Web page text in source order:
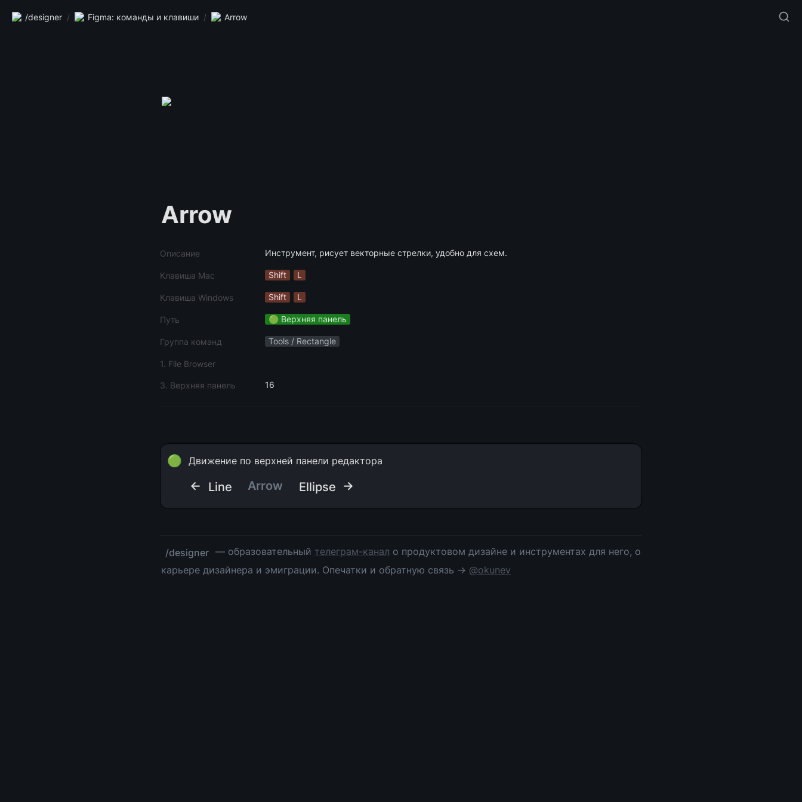
/designer / Figma: команды и клавиши / Arrow
Arrow
Описание Инструмент, рисует векторные стрелки, удобно для схем.
Клавиша Mac Shift L
Клавиша Windows Shift L
Путь 🟢 Верхняя панель
Группа команд Tools / Rectangle
1. File Browser
3. Верхняя панель 16
🟢 Движение по верхней панели редактора
← Line Arrow Ellipse →
/designer — образовательный телеграм-канал о продуктовом дизайне и инструментах для него, о
карьере дизайнера и эмиграции. Опечатки и обратную связь → @okunev